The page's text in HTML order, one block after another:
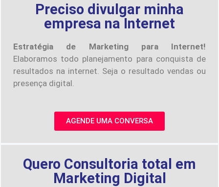
Preciso divulgar minha
empresa na Internet
Estratégia de Marketing para Internet!
Elaboramos todo planejamento para conquista de
resultados na internet. Seja o resultado vendas ou
presença digital.
AGENDE UMA CONVERSA
Quero Consultoria total em
Marketing Digital